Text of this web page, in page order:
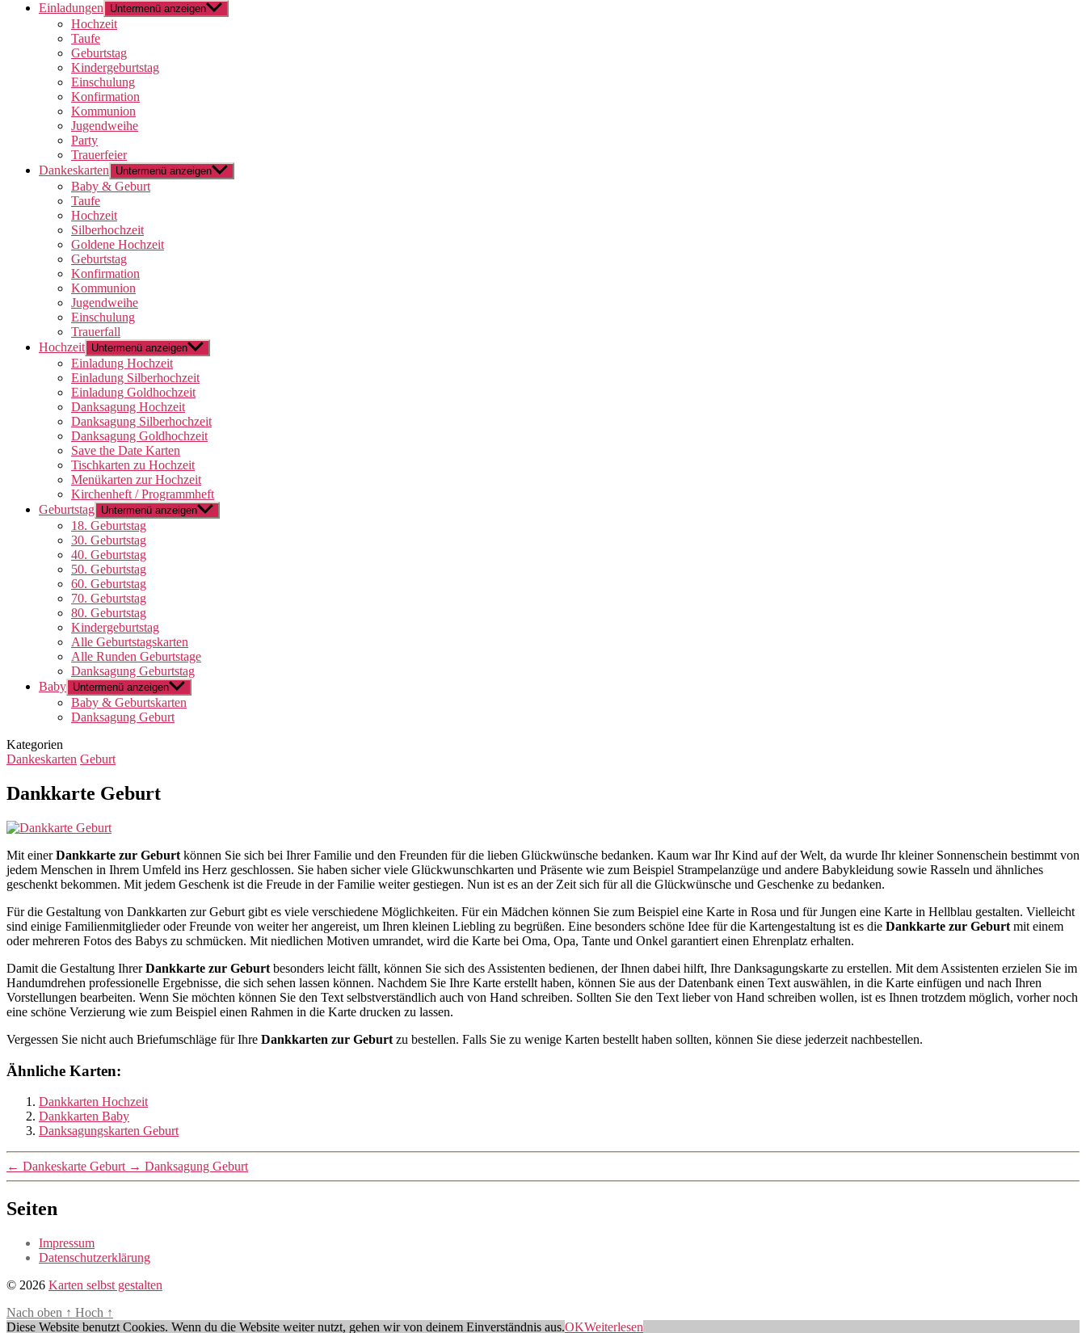
Einladungen Untermenü anzeigen
Hochzeit
Taufe
Geburtstag
Kindergeburtstag
Einschulung
Konfirmation
Kommunion
Jugendweihe
Party
Trauerfeier
Dankeskarten
Untermenü anzeigen
Baby & Geburt
Taufe
Hochzeit
Silberhochzeit
Goldene Hochzeit
Geburtstag
Konfirmation
Kommunion
Jugendweihe
Einschulung
Trauerfall
Hochzeit Untermenü anzeigen
Einladung Hochzeit
Einladung Silberhochzeit
Einladung Goldhochzeit
Danksagung Hochzeit
Danksagung Silberhochzeit
Danksagung Goldhochzeit
Save the Date Karten
Tischkarten zu Hochzeit
Menükarten zur Hochzeit
Kirchenheft / Programmheft
Geburtstag Untermenü anzeigen
18. Geburtstag
30. Geburtstag
40. Geburtstag
50. Geburtstag
60. Geburtstag
70. Geburtstag
80. Geburtstag
Kindergeburtstag
Alle Geburtstagskarten
Alle Runden Geburtstage
Danksagung Geburtstag
Baby Untermenü anzeigen
Baby & Geburtskarten
Danksagung Geburt
Kategorien
Dankeskarten Geburt
Dankkarte Geburt
Mit einerDankkarte zur Geburt können Sie sich bei Ihrer Familie und den Freunden für die lieben Glückwünsche bedanken. Kaum war Ihr Kind auf der Welt, da wurde Ihr kleiner Sonnenschein bestimmt von
jedem Menschen in Ihrem Umfeld ins Herz geschlossen. Sie haben sicher viele Glückwunschkarten und Präsente wie zum Beispiel Strampelanzüge und andere Babykleidung sowie Rasseln und ähnliches
geschenkt bekommen. Mit jedem Geschenk ist die Freude in der Familie weiter gestiegen. Nun ist es an der Zeit sich für all die Glückwünsche und Geschenke zu bedanken.
Für die Gestaltung von Dankkarten zur Geburt gibt es viele verschiedene Möglichkeiten. Für ein Mädchen können Sie zum Beispiel eine Karte in Rosa und für Jungen eine Karte in Hellblau gestalten. Vielleicht
sind einige Familienmitglieder oder Freunde von weiter her angereist, um Ihren kleinen Liebling zu begrüßen. Eine besonders schöne Idee für die Kartengestaltung ist es die Dankkarte zur Geburt mit einem
oder mehreren Fotos des Babys zu schmücken. Mit niedlichen Motiven umrandet, wird die Karte bei Oma, Opa, Tante und Onkel garantiert einen Ehrenplatz erhalten.
Damit die Gestaltung IhrerDankkarte zur Geburt besonders leicht fällt, können Sie sich des Assistenten bedienen, der Ihnen dabei hilft, Ihre Danksagungskarte zu erstellen. Mit dem Assistenten erzielen Sie im
Handumdrehen professionelle Ergebnisse, die sich sehen lassen können. Nachdem Sie Ihre Karte erstellt haben, können Sie aus der Datenbank einen Text auswählen, in die Karte einfügen und nach Ihren
Vorstellungen bearbeiten. Wenn Sie möchten können Sie den Text selbstverständlich auch von Hand schreiben. Sollten Sie den Text lieber von Hand schreiben wollen, ist es Ihnen trotzdem möglich, vorher noch
eine schöne Verzierung wie zum Beispiel einen Rahmen in die Karte drucken zu lassen.
Vergessen Sie nicht auch Briefumschläge für Ihre Dankkarten zur Geburt zu bestellen. Falls Sie zu wenige Karten bestellt haben sollten, können Sie diese jederzeit nachbestellen.
Ähnliche Karten:
Dankkarten Hochzeit
Dankkarten Baby
Danksagungskarten Geburt
← Dankeskarte Geburt → Danksagung Geburt
Seiten
Impressum
Datenschutzerklärung
© 2026 Karten selbst gestalten
Nach oben ↑ Hoch ↑
Diese Website benutzt Cookies. Wenn du die Website weiter nutzt, gehen wir von deinem Einverständnis aus.OKWeiterlesen